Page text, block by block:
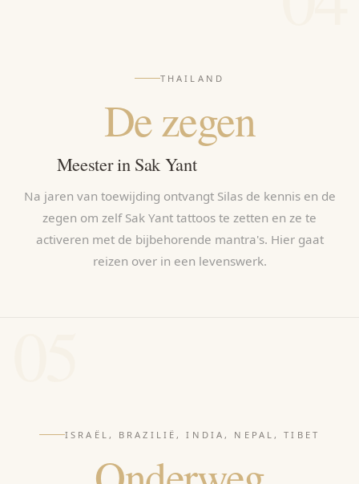
THAILAND
De zegen
Meester in Sak Yant
Na jaren van toewijding ontvangt Silas de kennis en de
zegen om zelf Sak Yant tattoos te zetten en ze te
activeren met de bijbehorende mantra's. Hier gaat
reizen over in een levenswerk.
ISRAËL, BRAZILIË, INDIA, NEPAL, TIBET